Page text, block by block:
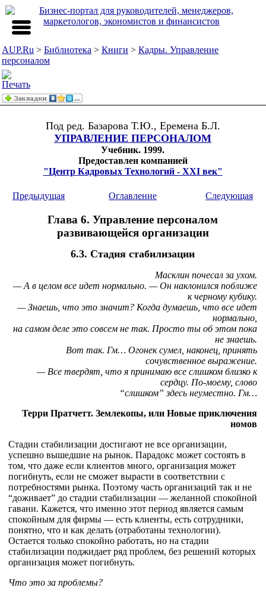
AUP.Ru > Библиотека > Книги > Кадры. Управление
персоналом
Под ред. Базарова Т.Ю., Еремена Б.Л.
УПРАВЛЕНИЕ ПЕРСОНАЛОМ
Учебник. 1999.
Предоставлен компанией
"Центр Кадровых Технологий - XXI век"
Предыдущая Оглавление Следующая
Глава 6. Управление персоналом
развивающейся организации
6.3. Стадия стабилизации
Масклин почесал за ухом.
— А в целом все идет нормально. — Он наклонился поближе
к черному кубику.
— Знаешь, что это значит? Когда думаешь, что все идет
нормально,
на самом деле это совсем не так. Просто ты об этом пока
не знаешь.
Вот так. Гм… Огонек сумел, наконец, принять
сочувственное выражение.
— Все твердят, что я принимаю все слишком близко к
сердцу. По-моему, слово
“слишком” здесь неуместно. Гм…
Терри Пратчетт. Землекопы, или Новые приключения
номов
Стадии стабилизации достигают не все организации,
успешно вышедшие на рынок. Парадокс может состоять в
том, что даже если клиентов много, организация может
погибнуть, если не сможет вырасти в соответствии с
потребностями рынка. Поэтому часть организаций так и не
“доживает” до стадии стабилизации — желанной спокойной
гавани. Кажется, что именно этот период является самым
спокойным для фирмы — есть клиенты, есть сотрудники,
понятно, что и как делать (отработаны технологии).
Остается только спокойно работать, но на стадии
стабилизации поджидает ряд проблем, без решений которых
организация может погибнуть.
Что это за проблемы?